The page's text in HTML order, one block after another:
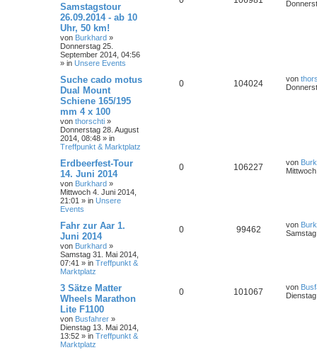
Samstagstour
26.09.2014 - ab 10
Uhr, 50 km!
von Burkhard »
Donnerstag 25.
September 2014, 04:56
» in Unsere Events
Suche cado motus
Dual Mount
Schiene 165/195
mm 4 x 100
von thorschti »
Donnerstag 28. August
2014, 08:48 » in
Treffpunkt & Marktplatz
0 104024 von
Erdbeerfest-Tour
14. Juni 2014
von Burkhard »
Mittwoch 4. Juni 2014,
21:01 » in Unsere
Events
0 106227 von
Fahr zur Aar 1.
Juni 2014
von Burkhard »
Samstag 31. Mai 2014,
07:41 » in Treffpunkt &
Marktplatz
0 99462 von
3 Sätze Matter
Wheels Marathon
Lite F1100
von Busfahrer »
Dienstag 13. Mai 2014,
13:52 » in Treffpunkt &
Marktplatz
0 101067 von